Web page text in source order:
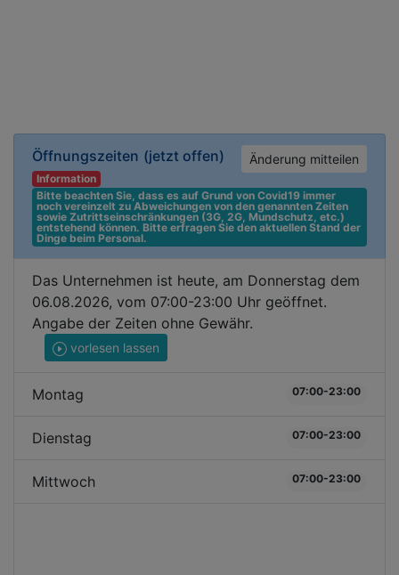
Öffnungszeiten (jetzt offen) Änderung mitteilen
Information
Bitte beachten Sie, dass es auf Grund von Covid19 immer
noch vereinzelt zu Abweichungen von den genannten Zeiten
sowie Zutrittseinschränkungen (3G, 2G, Mundschutz, etc.)
entstehend können. Bitte erfragen Sie den aktuellen Stand der
Dinge beim Personal.
Das Unternehmen ist heute, am Donnerstag dem
06.08.2026, vom 07:00-23:00 Uhr geöffnet.
Angabe der Zeiten ohne Gewähr.
vorlesen lassen
Montag 07:00-23:00
Dienstag 07:00-23:00
Mittwoch 07:00-23:00